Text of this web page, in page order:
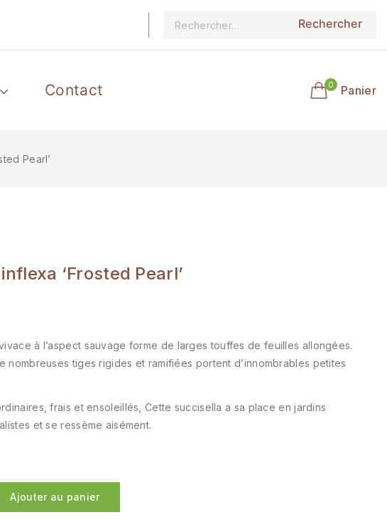
Contact 0 Panier
Pearl’
‘Frosted Pearl’
à l’aspect sauvage forme de larges touffes de feuilles allongées.
nombreuses tiges rigides et ramifiées portent d’innombrables petites
frais et ensoleillés, Cette succisella a sa place en jardins
et se ressème aisément.
Ajouter au panier